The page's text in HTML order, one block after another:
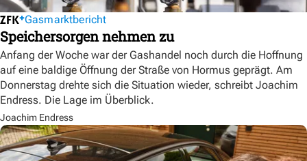
Gasmarktbericht
Speichersorgen nehmen zu
Anfang der Woche war der Gashandel noch durch die Hoffnung
auf eine baldige Öffnung der Straße von Hormus geprägt. Am
Donnerstag drehte sich die Situation wieder, schreibt Joachim
Endress. Die Lage im Überblick.
Joachim Endress